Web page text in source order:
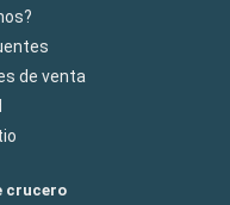
de venta
crucero